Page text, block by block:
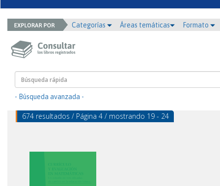
Categorías Áreas temáticas Formato
- Búsqueda avanzada -
674 resultados / Página 4 / mostrando 19 - 24